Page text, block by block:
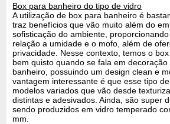
Box para banheiro do tipo de vidro
A utilização de box para banheiro é
traz benefícios que vão muito além do
sofisticação do ambiente,
relação a umidade e o mofo, além de
privacidade. Nesse contexto, temos o
bem quisto quando se fala em
banheiro, possuindo um design clean e
vantagem interessante é que esse tipo
modelos variados que vão desde
distintas e adesivados. Ainda, são super
sendo produzidos em vidro temperado
mm.